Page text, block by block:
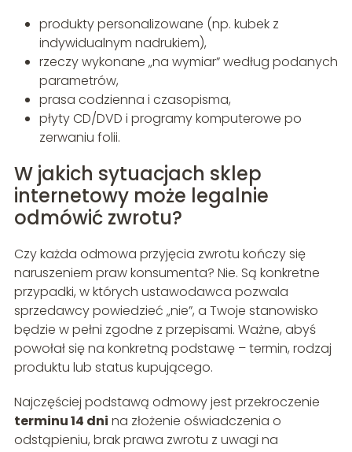
produkty personalizowane (np. kubek z
indywidualnym nadrukiem),
rzeczy wykonane „na wymiar” według podanych
parametrów,
prasa codzienna i czasopisma,
płyty CD/DVD i programy komputerowe po
zerwaniu folii.
W jakich sytuacjach sklep
internetowy może legalnie
odmówić zwrotu?
Czy każda odmowa przyjęcia zwrotu kończy się
naruszeniem praw konsumenta? Nie. Są konkretne
przypadki, w których ustawodawca pozwala
sprzedawcy powiedzieć „nie”, a Twoje stanowisko
będzie w pełni zgodne z przepisami. Ważne, abyś
powołał się na konkretną podstawę – termin, rodzaj
produktu lub status kupującego.
Najczęściej podstawą odmowy jest przekroczenie
terminu 14 dni na złożenie oświadczenia o
odstąpieniu, brak prawa zwrotu z uwagi na